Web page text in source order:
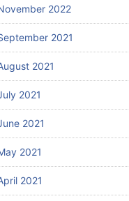
2022
2021
2021
2021
2021
2021
2021